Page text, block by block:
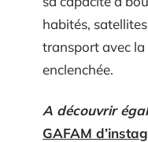
habités,
transport avec
enclenchée.
A découvrir
GAFAM